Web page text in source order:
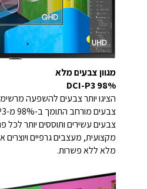
מגוון צבעים מלא
DCI-P3 98%
צבעים עשירים ותוססים יותר לכל
מקצועית, מעצבים גרפיים ויוצרים
מלא ללא פשרות.